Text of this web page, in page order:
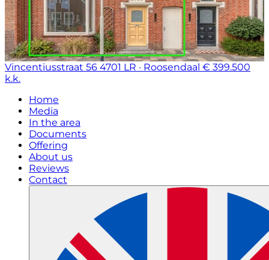
Vincentiusstraat 56 4701 LR · Roosendaal € 399.500
k.k.
Home
Media
In the area
Documents
Offering
About us
Reviews
Contact